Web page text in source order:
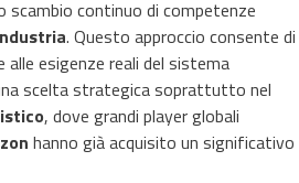
scambio continuo di competenze
. Questo approccio consente di
esigenze reali del sistema
scelta strategica soprattutto nel
, dove grandi player globali
hanno già acquisito un significativo